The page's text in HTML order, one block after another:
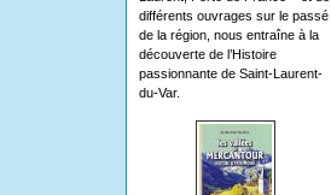
différents ouvrages sur le passé
de la région, nous entraîne à la
découverte de l’Histoire
passionnante de Saint-Laurent-
du-Var.